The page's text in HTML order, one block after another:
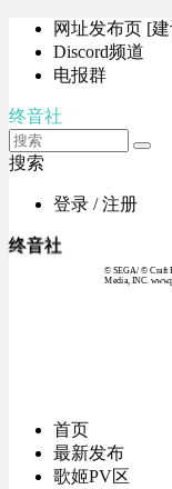
网址发布页 [
Discord频道
电报群
终音社
搜索
登录 / 注册
终音社
© SEGA / © Craft
Media, INC.
首页
最新发布
歌姬PV区